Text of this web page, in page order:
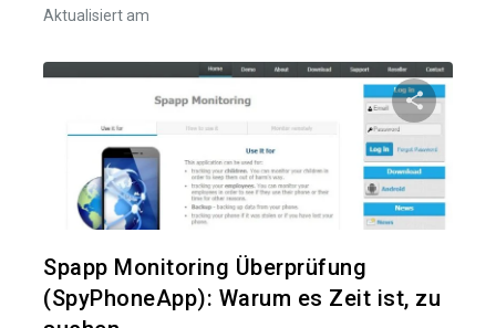
Aktualisiert am
Diesen
Spapp Monitoring Überprüfung
(SpyPhoneApp): Warum es Zeit ist, zu